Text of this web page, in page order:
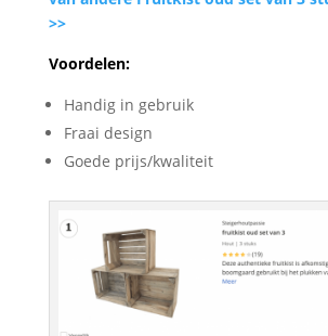
>>
Voordelen:
Handig in gebruik
Fraai design
Goede prijs/kwaliteit